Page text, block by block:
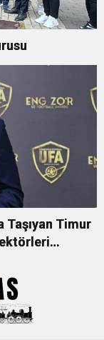
Taşıyan Timur